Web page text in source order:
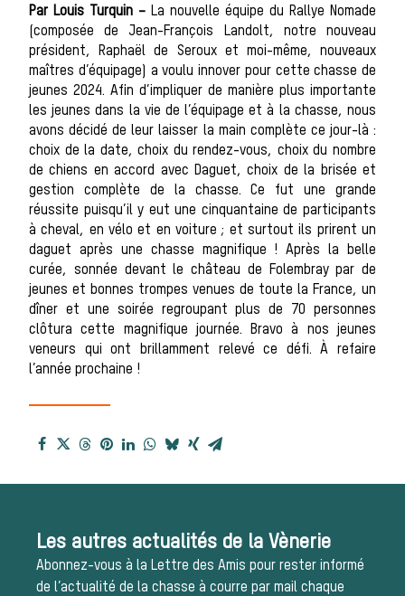
Par Louis Turquin – La nouvelle équipe du Rallye Nomade
(composée de Jean-François Landolt, notre nouveau
président, Raphaël de Seroux et moi-même, nouveaux
maîtres d’équipage) a voulu innover pour cette chasse de
jeunes 2024. Afin d’impliquer de manière plus importante
les jeunes dans la vie de l’équipage et à la chasse, nous
avons décidé de leur laisser la main complète ce jour-là :
choix de la date, choix du rendez-vous, choix du nombre
de chiens en accord avec Daguet, choix de la brisée et
gestion complète de la chasse. Ce fut une grande
réussite puisqu’il y eut une cinquantaine de participants
à cheval, en vélo et en voiture ; et surtout ils prirent un
daguet après une chasse magnifique ! Après la belle
curée, sonnée devant le château de Folembray par de
jeunes et bonnes trompes venues de toute la France, un
dîner et une soirée regroupant plus de 70 personnes
clôtura cette magnifique journée. Bravo à nos jeunes
veneurs qui ont brillamment relevé ce défi. À refaire
l’année prochaine !
Les autres actualités de la Vènerie
Abonnez-vous à la Lettre des Amis pour rester informé
de l’actualité de la chasse à courre par mail chaque